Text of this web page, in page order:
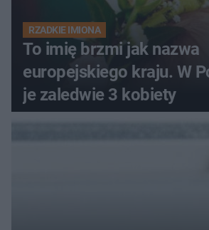
RZADKIE IMIONA
To imię brzmi jak nazwa
europejskiego kraju. W
je zaledwie 3 kobiety